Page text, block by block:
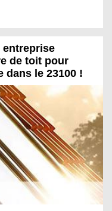
entreprise
de toit pour
dans le 23100 !